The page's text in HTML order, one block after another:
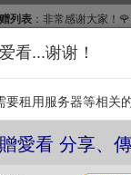
列表：非常感谢大家！
扣除银行费用，净收
，我们需要投入大量的时
继续捐赠支持爱
看...谢谢！
租用服务器等相关的
愛看 分享、